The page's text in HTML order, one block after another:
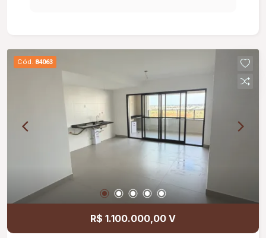
Cód. 84063
R$ 1.100.000,00 V